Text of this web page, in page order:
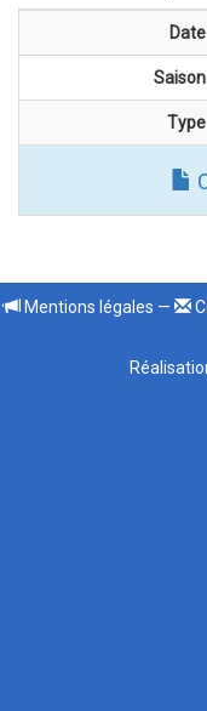
Date
Saison
Type
Mentions légales —